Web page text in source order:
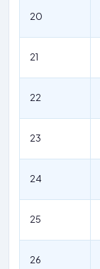
20
21
22
23
24
25
26